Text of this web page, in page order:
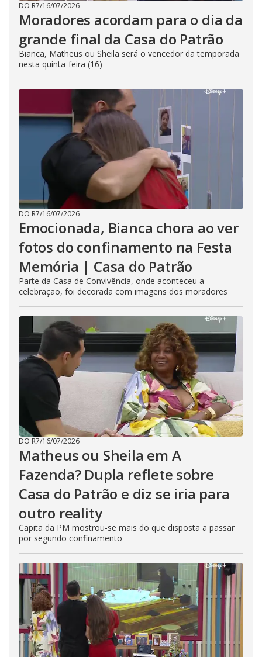
DO R7/16/07/2026
Moradores acordam para o dia da
grande final da Casa do Patrão
Bianca, Matheus ou Sheila será o vencedor da temporada
nesta quinta-feira (16)
DO R7/16/07/2026
Emocionada, Bianca chora ao ver
fotos do confinamento na Festa
Memória | Casa do Patrão
Parte da Casa de Convivência, onde aconteceu a
celebração, foi decorada com imagens dos moradores
DO R7/16/07/2026
Matheus ou Sheila em A
Fazenda? Dupla reflete sobre
Casa do Patrão e diz se iria para
outro reality
Capitã da PM mostrou-se mais do que disposta a passar
por segundo confinamento